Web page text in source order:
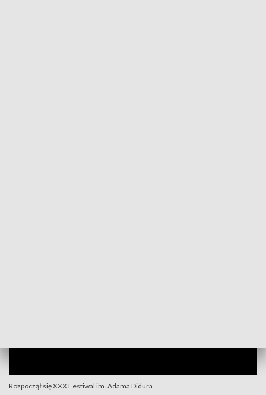
Rozpoczął się XXX Festiwal im. Adama Didura